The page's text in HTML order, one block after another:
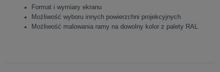
Format i wymiary ekranu
Możliwość wyboru innych powierzchni projekcyjnych
Możliwość malowania ramy na dowolny kolor z palety RAL